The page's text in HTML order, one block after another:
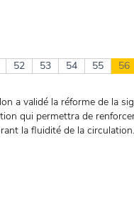
52 53 54 55 56
a validé la réforme de la
qui permettra de
la fluidité de la